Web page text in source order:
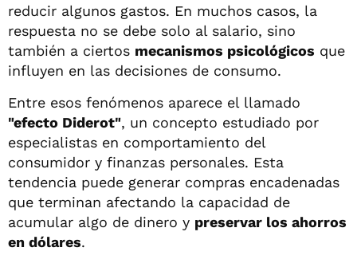
reducir algunos gastos. En muchos casos, la
respuesta no se debe solo al salario, sino
también a ciertos mecanismos psicológicos que
influyen en las decisiones de consumo.
Entre esos fenómenos aparece el llamado
"efecto Diderot", un concepto estudiado por
especialistas en comportamiento del
consumidor y finanzas personales. Esta
tendencia puede generar compras encadenadas
que terminan afectando la capacidad de
acumular algo de dinero y preservar los ahorros
en dólares.